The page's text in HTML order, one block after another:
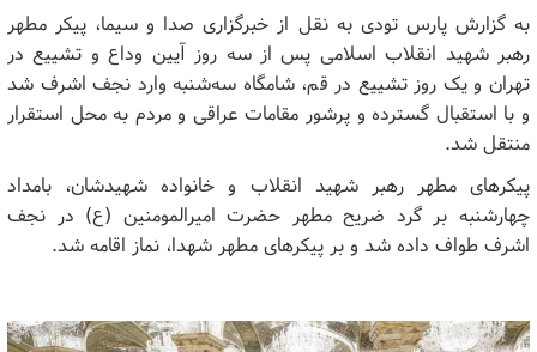
به گزارش پارس تودی به نقل از خبرگزاری صدا و سیما، پیکر مطهر
رهبر شهید انقلاب اسلامی پس از سه روز آیین وداع و تشییع در
تهران و یک روز تشییع در قم، شامگاه سه‌شنبه وارد نجف اشرف شد
و با استقبال گسترده و پرشور مقامات عراقی و مردم به محل استقرار
منتقل شد.
پیکر‌های مطهر رهبر شهید انقلاب و خانواده‌ شهیدشان، بامداد
چهارشنبه بر گرد ضریح مطهر حضرت امیرالمومنین (ع) در نجف
اشرف طواف داده شد و بر پیکرهای مطهر شهدا، نماز اقامه شد.